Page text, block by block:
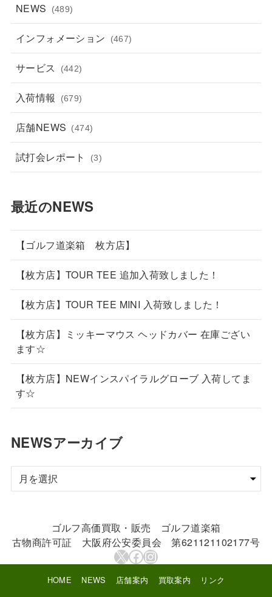
NEWS (489)
インフォメーション (467)
サービス (442)
入荷情報 (679)
店舗NEWS (474)
試打会レポート (3)
最近のNEWS
【ゴルフ道楽箱 枚方店】
【枚方店】TOUR TEE 追加入荷致しました！
【枚方店】TOUR TEE MINI 入荷致しました！
【枚方店】ミッキーマウス ヘッドカバー 在庫ござい
ます☆
【枚方店】NEWインスパイラルグローブ 入荷してま
す☆
NEWSアーカイブ
NEWS
ア
ブ
ゴルフ高価買取・販売 ゴルフ道楽箱
古物商許可証 大阪府公安委員会 第621121102177号
X Facebook
Instagram
HOME NEWS 店舗案内 買取案内
リンク